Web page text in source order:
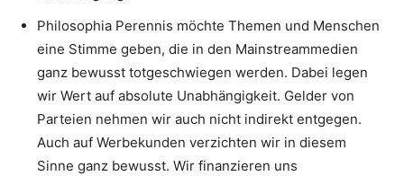
Philosophia Perennis möchte Themen und Menschen
eine Stimme geben, die in den Mainstreammedien
ganz bewusst totgeschwiegen werden. Dabei legen
wir Wert auf absolute Unabhängigkeit. Gelder von
Parteien nehmen wir auch nicht indirekt entgegen.
Auch auf Werbekunden verzichten wir in diesem
Sinne ganz bewusst. Wir finanzieren uns